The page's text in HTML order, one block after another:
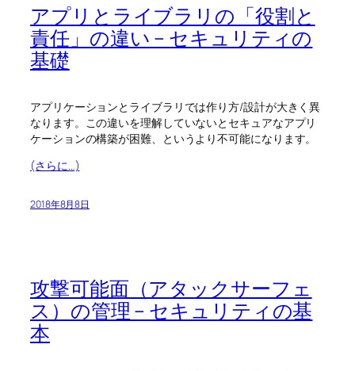
アプリとライブラリの「役割と
責任」の違い – セキュリティの
基礎
アプリケーションとライブラリでは作り方/設計が大きく異
なります。この違いを理解していないとセキュアなアプリ
ケーションの構築が困難、というより不可能になります。
(さらに…)
2018年8月8日
攻撃可能面（アタックサーフェ
ス）の管理 – セキュリティの基
本